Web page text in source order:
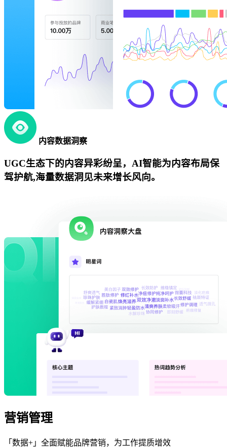
内容数据洞察
UGC生态下的内容异彩纷呈，AI智能为内容布局保
驾护航,海量数据洞见未来增长风向。
营销管理
「数据+」全面赋能品牌营销，为工作提质增效